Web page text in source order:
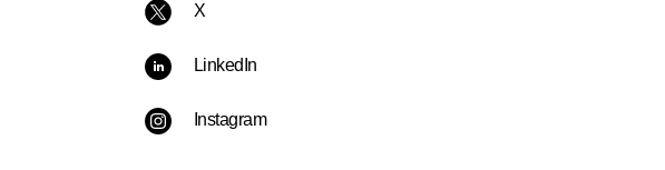
X
LinkedIn
Instagram